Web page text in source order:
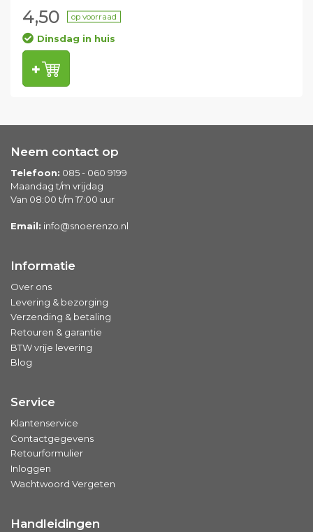
4,50 op voorraad
Dinsdag in huis
Neem contact op
Telefoon: 085 - 060 9199
Maandag t/m vrijdag
Van 08:00 t/m 17:00 uur
Email: info@snoerenzo.nl
Informatie
Over ons
Levering & bezorging
Verzending & betaling
Retouren & garantie
BTW vrije levering
Blog
Service
Klantenservice
Contactgegevens
Retourformulier
Inloggen
Wachtwoord Vergeten
Handleidingen